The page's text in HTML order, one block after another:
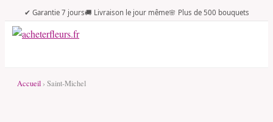
✔ Garantie 7 jours🚚 Livraison le jour même🌸 Plus de 500 bouquets
Accueil › Saint-Michel